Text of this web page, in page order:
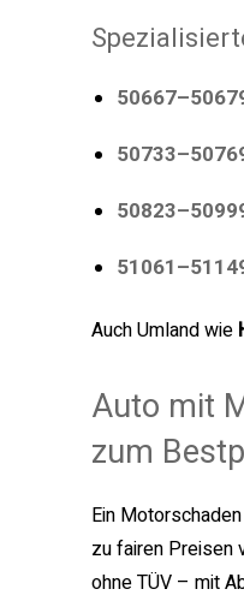
Auch Umland wie
Auto mit
zum
Ein
zu fairen Preisen
ohne TÜV – mit